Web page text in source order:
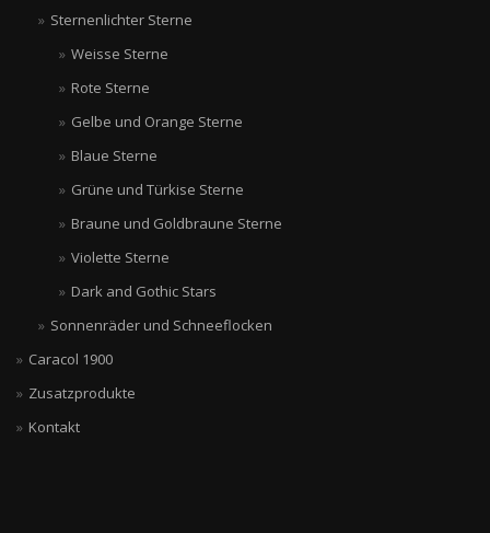
Sternenlichter Sterne
Weisse Sterne
Rote Sterne
Gelbe und Orange Sterne
Blaue Sterne
Grüne und Türkise Sterne
Braune und Goldbraune Sterne
Violette Sterne
Dark and Gothic Stars
Sonnenräder und Schneeflocken
Caracol 1900
Zusatzprodukte
Kontakt